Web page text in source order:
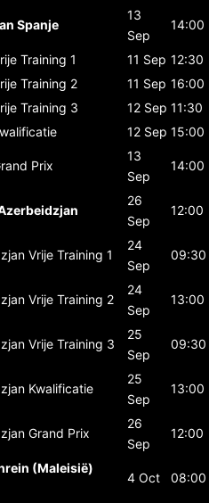
Spanje
13
Sep
14:00
Training 1 11 Sep 12:30
Training 2 11 Sep 16:00
Training 3 12 Sep 11:30
12 Sep 15:00
Prix
13
Sep
14:00
26
Sep
12:00
Vrije Training 1
24
Sep
09:30
Vrije Training 2
24
Sep
13:00
Vrije Training 3
25
Sep
09:30
Kwalificatie
25
Sep
13:00
Grand Prix
26
Sep
12:00
(Maleisië)
4 Oct 08:00